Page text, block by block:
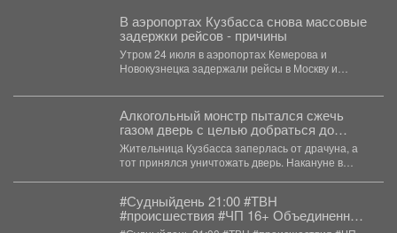
В аэропортах Кузбасса снова массовые
задержки рейсов - причины
Утром 24 июля в аэропортах Кемерова и
Новокузнецка задержали рейсы в Москву и
Алкогольный монстр пытался сжечь
газом дверь с целью добраться до
женщины
Жительница Кузбасса заперлась от драчуна, а
тот принялся уничтожать дверь. Накануне в
#Судныйдень 21:00 #ТВН
#происшествия #ЧП 16+ Объединенный
рейд по самокатам В борьбе с